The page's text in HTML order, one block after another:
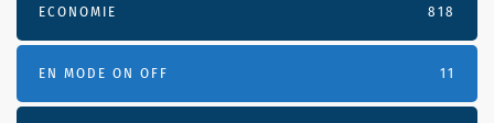
ECONOMIE 818
EN MODE ON OFF 11